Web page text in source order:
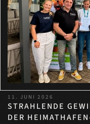
11. JUNI 2026
STRAHLENDE
DER